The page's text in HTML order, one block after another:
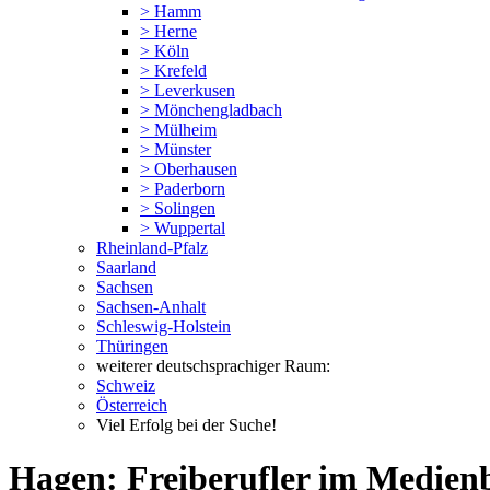
> Hamm
> Herne
> Köln
> Krefeld
> Leverkusen
> Mönchengladbach
> Mülheim
> Münster
> Oberhausen
> Paderborn
> Solingen
> Wuppertal
Rheinland-Pfalz
Saarland
Sachsen
Sachsen-Anhalt
Schleswig-Holstein
Thüringen
weiterer deutschsprachiger Raum:
Schweiz
Österreich
Viel Erfolg bei der Suche!
Hagen: Freiberufler im